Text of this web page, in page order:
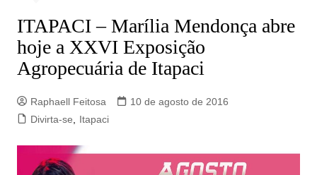
ITAPACI – Marília Mendonça abre
hoje a XXVI Exposição
Agropecuária de Itapaci
Raphaell Feitosa
10 de agosto de 2016
Divirta-se, Itapaci